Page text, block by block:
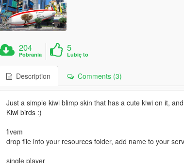
204
Pobrania
5
Lubię to
Description Comments (3)
Just a simple kiwi blimp skin that has a cute kiwi on it,
Kiwi birds :)
fivem
drop file into your resources folder, add name to your
single player